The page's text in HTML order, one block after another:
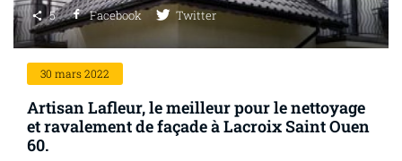
5 Facebook Twitter
30 mars 2022
Artisan Lafleur, le meilleur pour le nettoyage
et ravalement de façade à Lacroix Saint Ouen
60.